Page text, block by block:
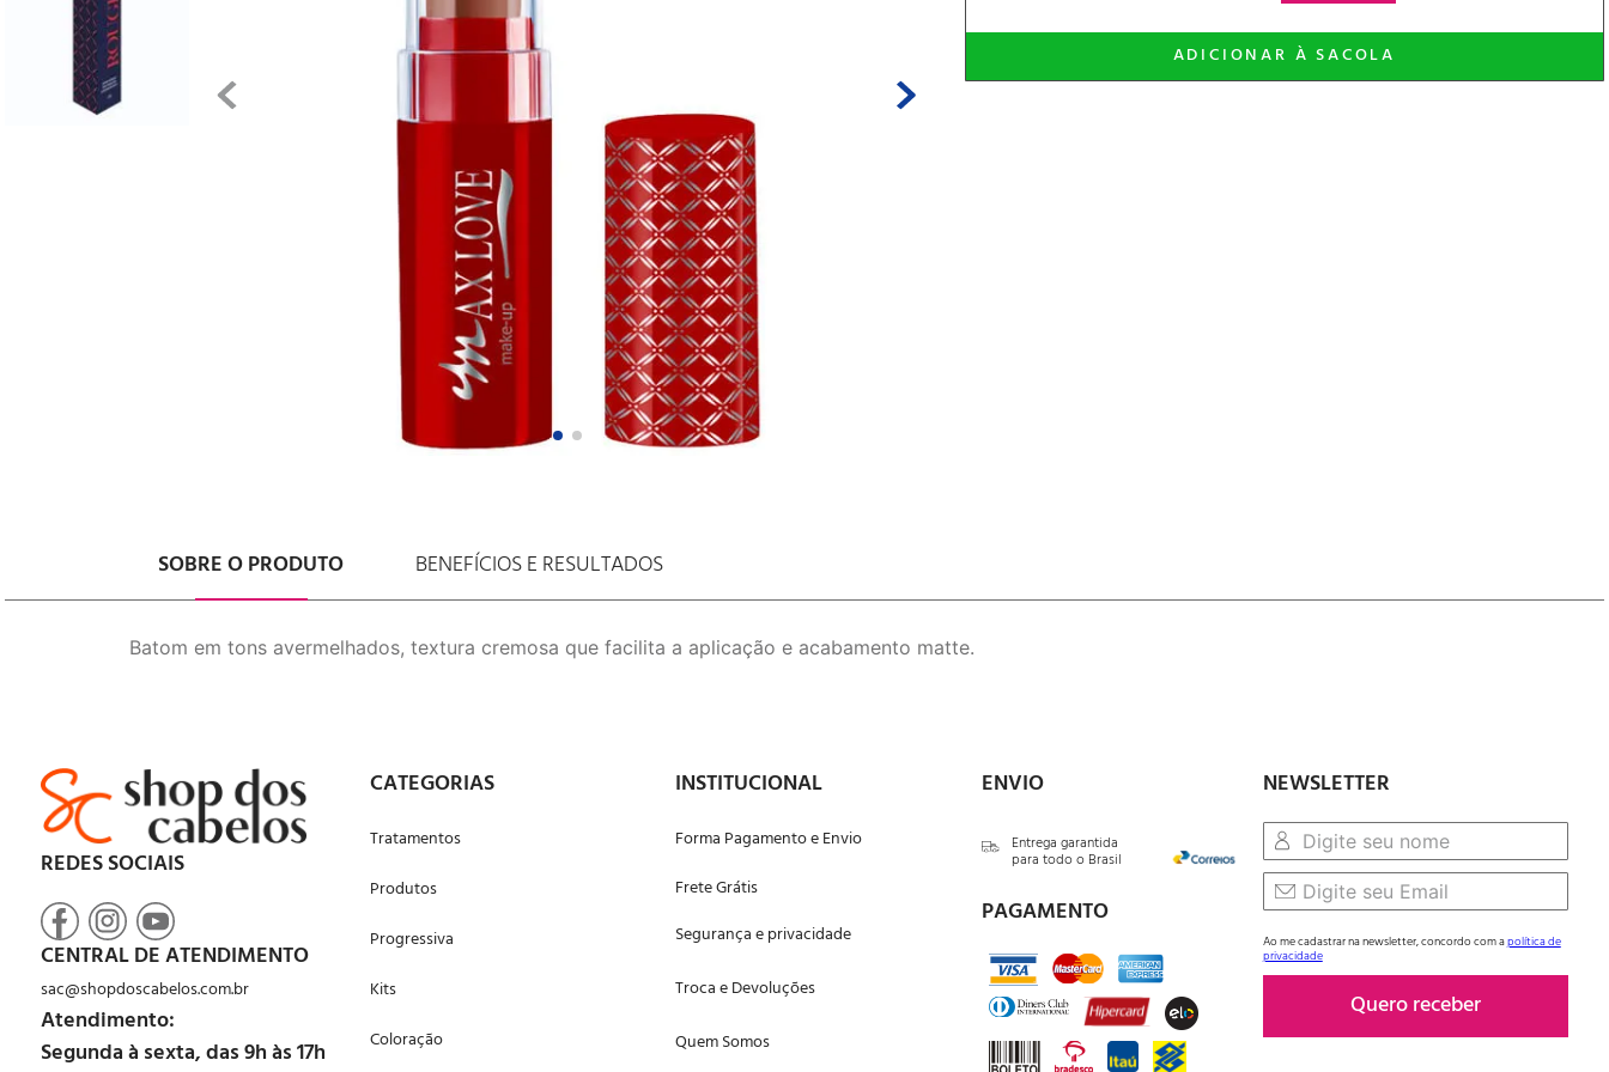
SOBRE O PRODUTO BENEFÍCIOS E RESULTADOS
Batom em tons avermelhados, textura cremosa que facilita a aplicação e acabamento matte.
REDES SOCIAIS
CENTRAL DE ATENDIMENTO
sac@shopdoscabelos.com.br
Atendimento:
Segunda à sexta, das 9h às 17h
CATEGORIAS
Tratamentos
Produtos
Progressiva
Kits
Coloração
INSTITUCIONAL
Forma Pagamento e Envio
Frete Grátis
Segurança e privacidade
Troca e Devoluções
Quem Somos
ENVIO
Entrega garantida
para todo o Brasil
PAGAMENTO
NEWSLETTER
Ao me cadastrar na newsletter, concordo com apolítica de
privacidade
Quero receber